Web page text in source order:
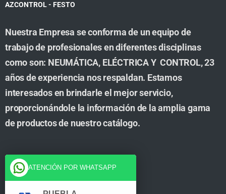
AZCONTROL - FESTO
Nuestra Empresa se conforma de un equipo de
trabajo de profesionales en diferentes disciplinas
como son: NEUMÁTICA, ELÉCTRICA Y CONTROL, 23
años de experiencia nos respaldan. Estamos
interesados en brindarle el mejor servicio,
proporcionándole la información de la amplia gama
de productos de nuestro catálogo.
Cuenta
Tienda
ATENCIÓN POR WHATSAPP